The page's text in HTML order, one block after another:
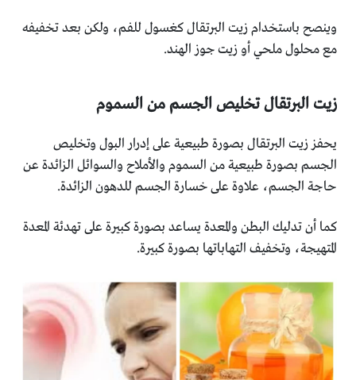
وينصح باستخدام زيت البرتقال كغسول للفم، ولكن بعد تخفيفه
‏مع محلول ملحي أو زيت جوز الهند.‏
زيت البرتقال تخليص الجسم من السموم
يحفز زيت البرتقال بصورة طبيعية على إدرار البول وتخليص
‏الجسم بصورة طبيعية من السموم والأملاح والسوائل الزائدة عن
‏حاجة الجسم، علاوة على خسارة الجسم للدهون الزائدة.‏
كما أن تدليك البطن والمعدة يساعد بصورة كبيرة على تهدئة ‏المعدة
المتهيجة، وتخفيف التهاباتها بصورة كبيرة.‏